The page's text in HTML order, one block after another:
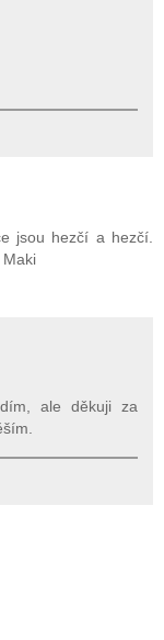
jsou hezčí a hezčí.
ale děkuji za